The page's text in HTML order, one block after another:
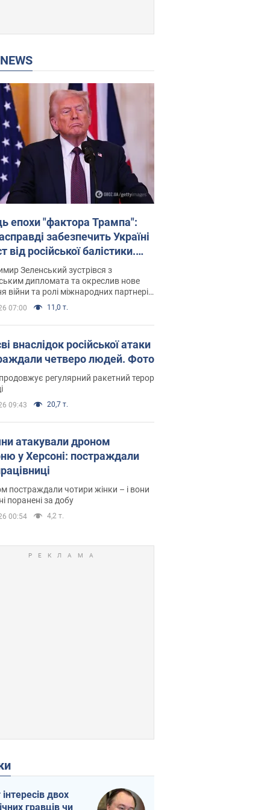
NEWS
епохи "фактора Трампа":
забезпечить Україні
від російської балістики.
з Безсмертним
Зеленський зустрівся з
дипломата та окреслив нове
війни та ролі міжнародних партнерів
з Росією
07:00 11,0 т.
внаслідок російської атаки
четверо людей. Фото
регулярний ракетний терор
09:43 20,7 т.
атакували дроном
у Херсоні: постраждали
постраждали чотири жінки – і вони
поранені за добу
00:54 4,2 т.
інтересів двох
гравців чи